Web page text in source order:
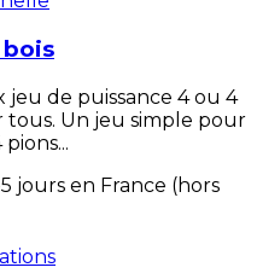
jeu de puissance 4 ou 4
tous. Un jeu simple pour
jours en France (hors